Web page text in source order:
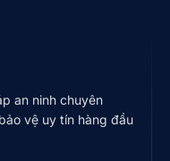
an ninh chuyên
vệ uy tín hàng đầu